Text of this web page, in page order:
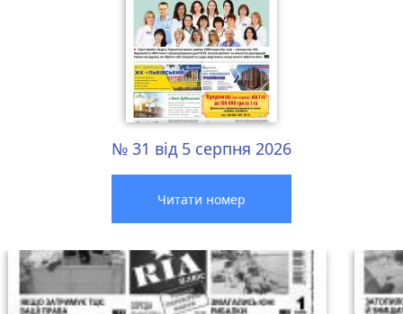
№ 31 від 5 серпня 2026
Читати номер